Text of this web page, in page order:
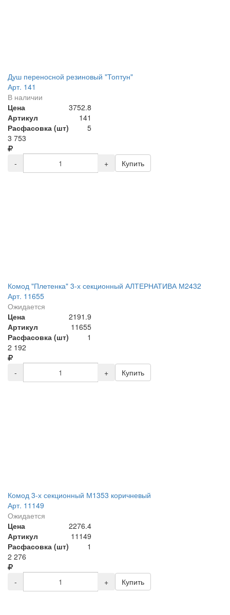
Душ переносной резиновый "Топтун"
Арт. 141
В наличии
Цена
3752.8
Артикул
141
Расфасовка (шт)
5
3 753
- + Купить
Комод "Плетенка" 3-х секционный АЛТЕРНАТИВА М2432
Арт. 11655
Ожидается
Цена
2191.9
Артикул
11655
Расфасовка (шт)
1
2 192
- + Купить
Комод 3-х секционный М1353 коричневый
Арт. 11149
Ожидается
Цена
2276.4
Артикул
11149
Расфасовка (шт)
1
2 276
- + Купить